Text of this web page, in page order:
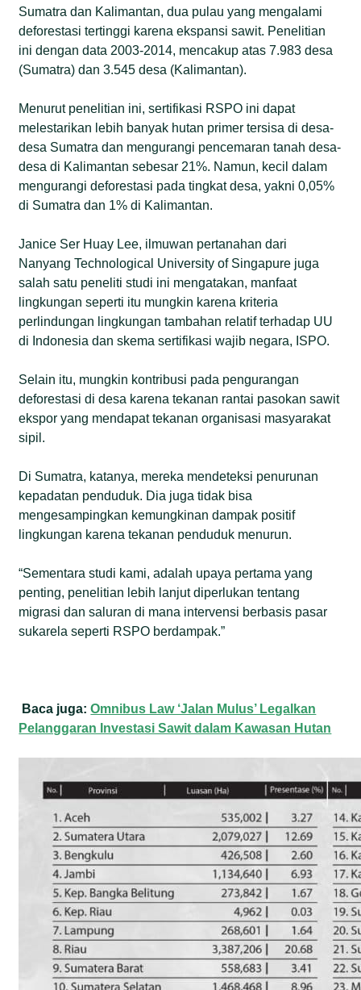
Sumatra dan Kalimantan, dua pulau yang mengalami
deforestasi tertinggi karena ekspansi sawit. Penelitian
ini dengan data 2003-2014, mencakup atas 7.983 desa
(Sumatra) dan 3.545 desa (Kalimantan).
Menurut penelitian ini, sertifikasi RSPO ini dapat
melestarikan lebih banyak hutan primer tersisa di desa-
desa Sumatra dan mengurangi pencemaran tanah desa-
desa di Kalimantan sebesar 21%. Namun, kecil dalam
mengurangi deforestasi pada tingkat desa, yakni 0,05%
di Sumatra dan 1% di Kalimantan.
Janice Ser Huay Lee, ilmuwan pertanahan dari
Nanyang Technological University of Singapure juga
salah satu peneliti studi ini mengatakan, manfaat
lingkungan seperti itu mungkin karena kriteria
perlindungan lingkungan tambahan relatif terhadap UU
di Indonesia dan skema sertifikasi wajib negara, ISPO.
Selain itu, mungkin kontribusi pada pengurangan
deforestasi di desa karena tekanan rantai pasokan sawit
ekspor yang mendapat tekanan organisasi masyarakat
sipil.
Di Sumatra, katanya, mereka mendeteksi penurunan
kepadatan penduduk. Dia juga tidak bisa
mengesampingkan kemungkinan dampak positif
lingkungan karena tekanan penduduk menurun.
“Sementara studi kami, adalah upaya pertama yang
penting, penelitian lebih lanjut diperlukan tentang
migrasi dan saluran di mana intervensi berbasis pasar
sukarela seperti RSPO berdampak.”
Baca juga:Omnibus Law ‘Jalan Mulus’ Legalkan
Pelanggaran Investasi Sawit dalam Kawasan Hutan